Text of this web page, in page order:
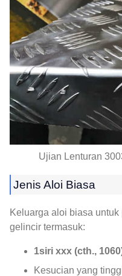
Ujian Lenturan
Jenis Aloi Biasa
Keluarga aloi biasa
gelincir termasuk:
1siri xxx (cth.,
Kesucian yang